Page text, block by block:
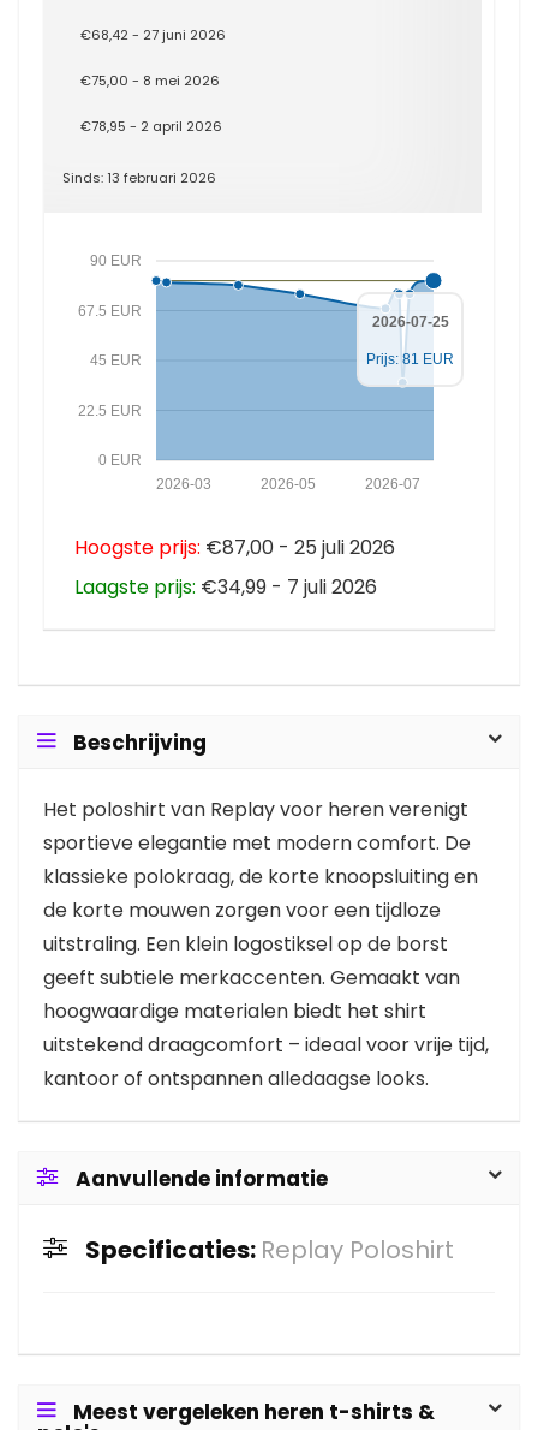
€68,42 - 27 juni 2026
€75,00 - 8 mei 2026
€78,95 - 2 april 2026
Sinds: 13 februari 2026
0 EUR
22.5 EUR
45 EUR
67.5 EUR
90 EUR
2026-07
2026-05
2026-03
2026-07-25
Prijs: 81 EUR
Hoogste prijs: €87,00 - 25 juli 2026
Laagste prijs: €34,99 - 7 juli 2026
Beschrijving
Het poloshirt van Replay voor heren verenigt
sportieve elegantie met modern comfort. De
klassieke polokraag, de korte knoopsluiting en
de korte mouwen zorgen voor een tijdloze
uitstraling. Een klein logostiksel op de borst
geeft subtiele merkaccenten. Gemaakt van
hoogwaardige materialen biedt het shirt
uitstekend draagcomfort – ideaal voor vrije tijd,
kantoor of ontspannen alledaagse looks.
Aanvullende informatie
Specificaties: Replay Poloshirt
Meest vergeleken heren t-shirts &